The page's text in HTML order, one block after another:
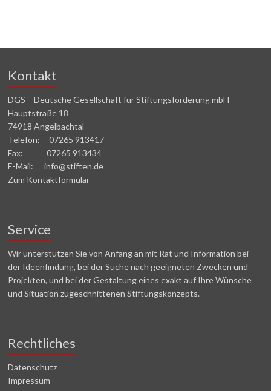
Kontakt
DGS – Deutsche Gesellschaft für Stiftungsförderung mbH
Hauptstraße 18
74918 Angelbachtal
Telefon: 07265 913417
Fax: 07265 913434
E-Mail: info@stiften.de
Zum Kontaktformular
Service
Wir unterstützen Sie von Anfang an mit Rat und Information bei
der Ideenfindung, bei der Suche nach geeigneten Zwecken und
Projekten, und bei der Gestaltung eines exakt auf Ihre Wünsche
und Situation zugeschnittenen Stiftungskonzepts.
Rechtliches
Datenschutz
Impressum